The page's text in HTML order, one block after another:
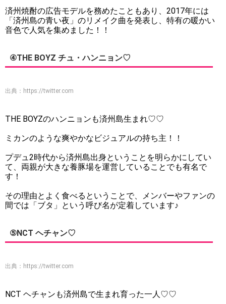
済州焼酎の広告モデルを務めたこともあり、2017年には
「済州島の青い夜」のリメイク曲を発表し、特有の暖かい
音色で人気を集めました！！
④THE BOYZ チュ・ハンニョン♡
出典： https://twitter.com
THE BOYZのハンニョンも済州島生まれ♡♡
ミカンのような爽やかなビジュアルの持ち主！！
プデュ2時代から済州島出身ということを明らかにしてい
て、両親が大きな養豚場を運営していることでも有名で
す！
その理由とよく食べるということで、メンバーやファンの
間では「ブタ」という呼び名が定着しています♪
⑤NCT ヘチャン♡
出典： https://twitter.com
NCT ヘチャンも済州島で生まれ育った一人♡♡